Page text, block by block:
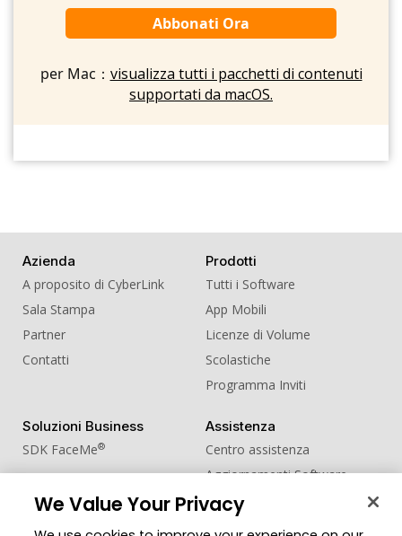
Abbonati Ora
per Mac： visualizza tutti i pacchetti di contenuti
supportati da macOS.
Azienda
A proposito di CyberLink
Sala Stampa
Partner
Contatti
Prodotti
Tutti i Software
App Mobili
Licenze di Volume
Scolastiche
Programma Inviti
Soluzioni Business
SDK FaceMe®
Assistenza
Centro assistenza
Aggiornamenti Software
Centro Apprendimento
We Value Your Privacy